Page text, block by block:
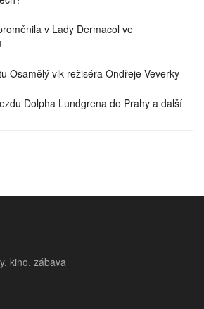
v Lady Dermacol ve
Osamělý vlk režiséra Ondřeje Veverky
Dolpha Lundgrena do Prahy a další
kino, zábava